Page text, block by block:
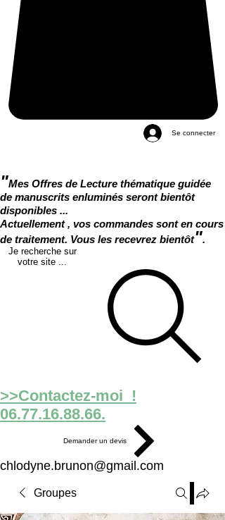
Se connecter
"Mes Offres de Lecture thématique guidée
de manuscrits enluminés seront bientôt
disponibles ...
Actuellement , vos commandes sont en cours
de traitement. Vous les recevrez bientôt".
Je recherche sur
votre site ...
>>Contactez-moi !
06.77.16.88.66.
Demander un devis
chlodyne.brunon@gmail.com
Groupes